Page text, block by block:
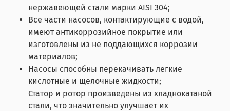
нержавеющей стали марки AISI 304;
Все части насосов, контактирующие с водой,
имеют антикоррозийное покрытие или
изготовлены из не поддающихся коррозии
материалов;
Насосы способны перекачивать легкие
кислотные и щелочные жидкости;
Статор и ротор произведены из хладнокатаной
стали, что значительно улучшает их